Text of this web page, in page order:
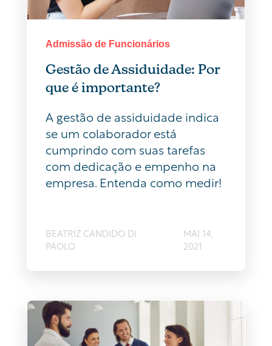
Admissão de Funcionários
Gestão de Assiduidade: Por
que é importante?
A gestão de assiduidade indica
se um colaborador está
cumprindo com suas tarefas
com dedicação e empenho na
empresa. Entenda como medir!
BEATRIZ CANDIDO DI
PAOLO
MAI 14,
2021